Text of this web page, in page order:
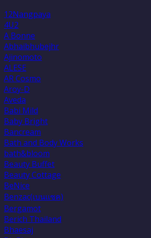
12Nangpaya
4U2
A Bonne
Abhaibhubejhr
Ajinomoto
ALESE
AR Cosmo
Aroy-D
Aveda
Babi Mild
Baby Bright
Bancream
Bath and Body Works
bath&bloom
Beauty Buffet
Beauty Cottage
BeNice
Benzac(เบนเเซค)
Bergamot
Berich Thailand
Bhaesaj